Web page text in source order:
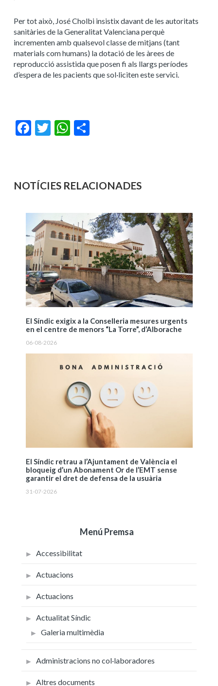
Per tot això, José Cholbi insistix davant de les autoritats
sanitàries de la Generalitat Valenciana perquè
incrementen amb qualsevol classe de mitjans (tant
materials com humans) la dotació de les àrees de
reproducció assistida que posen fi als llargs períodes
d’espera de les pacients que sol·liciten este servici.
Facebook
Twitter WhatsApp
NOTÍCIES RELACIONADES
El Síndic exigix a la Conselleria mesures urgents
en el centre de menors “La Torre”, d’Alborache
06-08-2026
El Síndic retrau a l’Ajuntament de València el
bloqueig d’un Abonament Or de l’EMT sense
garantir el dret de defensa de la usuària
31-07-2026
Menú Premsa
Accessibilitat
Actuacions
Actuacions
Actualitat Síndic
Galeria multimèdia
Administracions no col·laboradores
Altres documents